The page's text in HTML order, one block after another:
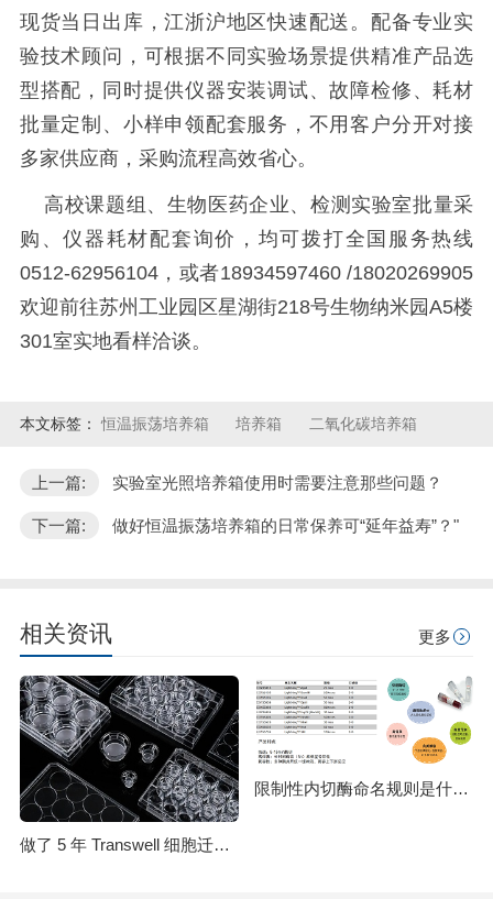
现货当日出库，江浙沪地区快速配送。配备专业实
验技术顾问，可根据不同实验场景提供精准产品选
型搭配，同时提供仪器安装调试、故障检修、耗材
批量定制、小样申领配套服务，不用客户分开对接
多家供应商，采购流程高效省心。
高校课题组、生物医药企业、检测实验室批量采
购、仪器耗材配套询价，均可拨打全国服务热线
0512-62956104，或者18934597460 /18020269905
欢迎前往苏州工业园区星湖街218号生物纳米园A5楼
301室实地看样洽谈。
本文标签： 恒温振荡培养箱 培养箱 二氧化碳培养箱
上一篇: 实验室光照培养箱使用时需要注意那些问题？
下一篇: 做好恒温振荡培养箱的日常保养可“延年益寿”？"
相关资讯 更多
做了 5 年 Transwell 细胞迁移实验，从踩坑到稳出数据，这份详细操作和避坑指南请收好
限制性内切酶命名规则是什么？HindⅢ、EcoRI 等酶名的构成逻辑